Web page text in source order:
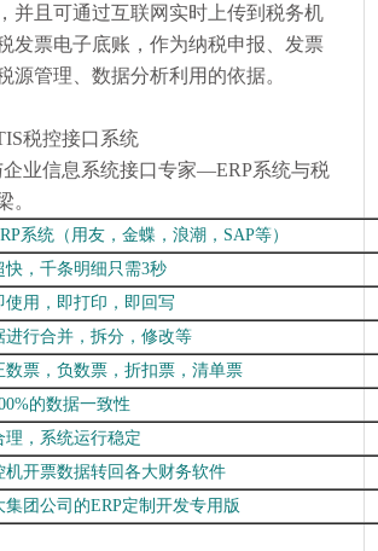
并且可通过互联网实时上传到税务机
发票电子底账，作为纳税申报、发票
源管理、数据分析利用的依据。
税控接口系统
企业信息系统接口专家—ERP系统与税
。
系统（用友，金蝶，浪潮，SAP等）
，千条明细只需3秒
用，即打印，即回写
进行合并，拆分，修改等
数票，负数票，折扣票，清单票
的数据一致性
理，系统运行稳定
机开票数据转回各大财务软件
集团公司的ERP定制开发专用版